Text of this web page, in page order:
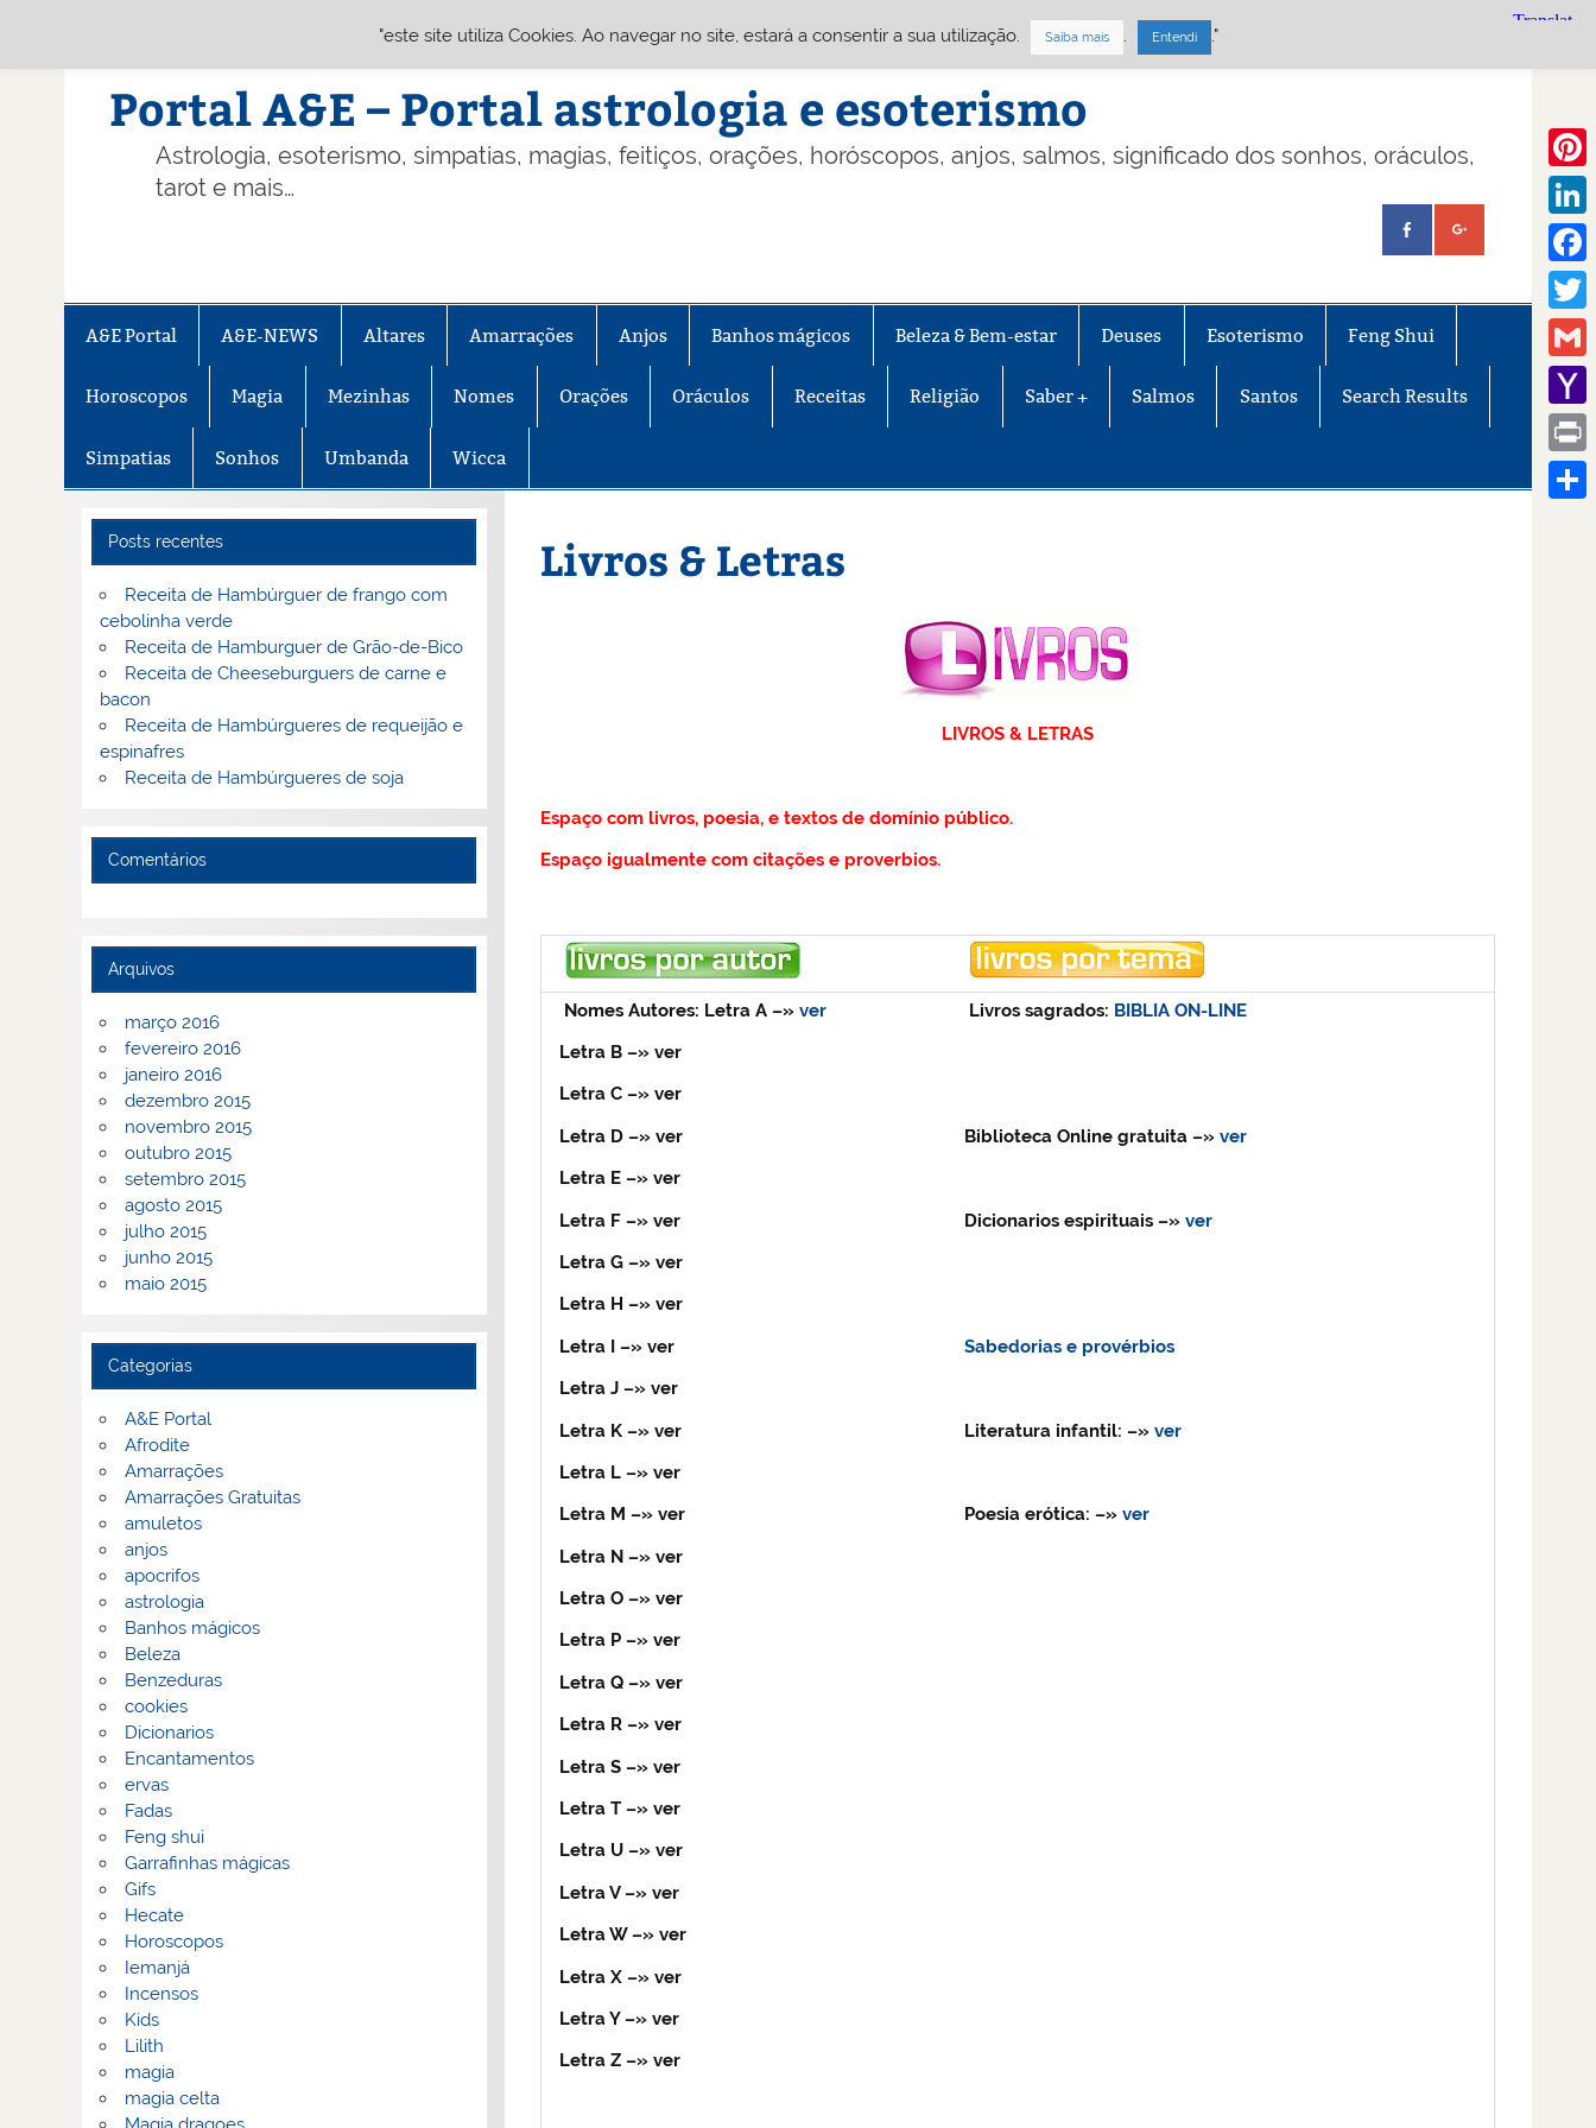
Portal A&E – Portal astrologia e esoterismo
Astrologia, esoterismo, simpatias, magias, feitiços, orações, horóscopos, anjos, salmos, significado dos sonhos, oráculos,
tarot e mais…
A&E Portal A&E-NEWS Altares Amarrações Anjos Banhos mágicos Beleza & Bem-estar Deuses Esoterismo Feng Shui
Horoscopos Magia Mezinhas Nomes Orações Oráculos Receitas Religião Saber + Salmos Santos Search Results
Simpatias Sonhos Umbanda Wicca
Livros & Letras
LIVROS & LETRAS
Espaço com livros, poesia, e textos de domínio público.
Espaço igualmente com citações e proverbios.
Nomes Autores: Letra A–»ver
Letra B–» ver
Letra C–» ver
Letra D–» ver
Letra E–» ver
Letra F–» ver
Letra G–» ver
Letra H–» ver
Letra I–» ver
Letra J–» ver
Letra K–» ver
Letra L–» ver
Letra M–» ver
Letra N–» ver
Letra O–» ver
Letra P–» ver
Letra Q–» ver
Letra R–» ver
Letra S–» ver
Letra T–» ver
Letra U–» ver
Letra V–» ver
Letra W–» ver
Letra X–» ver
Letra Y–» ver
Letra Z–» ver
Livros sagrados: BIBLIA ON-LINE
Biblioteca Online gratuita –»ver
Dicionarios espirituais –»ver
Sabedorias e provérbios
Literatura infantil: –»ver
Poesia erótica: –»ver
Posts recentes
Receita de Hambúrguer de frango com
cebolinha verde
Receita de Hamburguer de Grão-de-Bico
Receita de Cheeseburguers de carne e
bacon
Receita de Hambúrgueres de requeijão e
espinafres
Receita de Hambúrgueres de soja
Comentários
Arquivos
março 2016
fevereiro 2016
janeiro 2016
dezembro 2015
novembro 2015
outubro 2015
setembro 2015
agosto 2015
julho 2015
junho 2015
maio 2015
Categorias
A&E Portal
Afrodite
Amarrações
Amarrações Gratuitas
amuletos
anjos
apocrifos
astrologia
Banhos mágicos
Beleza
Benzeduras
cookies
Dicionarios
Encantamentos
ervas
Fadas
Feng shui
Garrafinhas mágicas
Gifs
Hecate
Horoscopos
Iemanjá
Incensos
Kids
Lilith
magia
magia celta
Gmail
Mail
Print
"este site utiliza Cookies. Ao navegar no site, estará a consentir a sua utilização. Saiba mais . Entendi ."